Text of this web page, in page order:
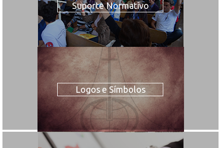
Suporte Normativo
Logos e Símbolos